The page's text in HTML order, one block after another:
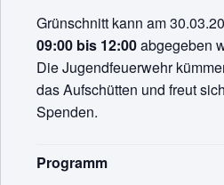
Grünschnitt kann am
09:00 bis 12:00abgegeben
Die Jugendfeuerwehr
das Aufschütten und freut
Spenden.
Programm